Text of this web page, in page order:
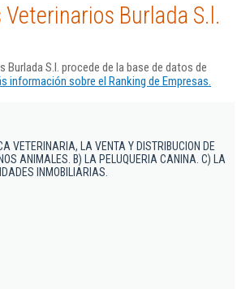
Burlada S.l.
S.l. procede de la base de datos de
información sobre el Ranking de Empresas.
VETERINARIA, LA VENTA Y DISTRIBUCION DE
ANIMALES. B) LA PELUQUERIA CANINA. C) LA
INMOBILIARIAS.